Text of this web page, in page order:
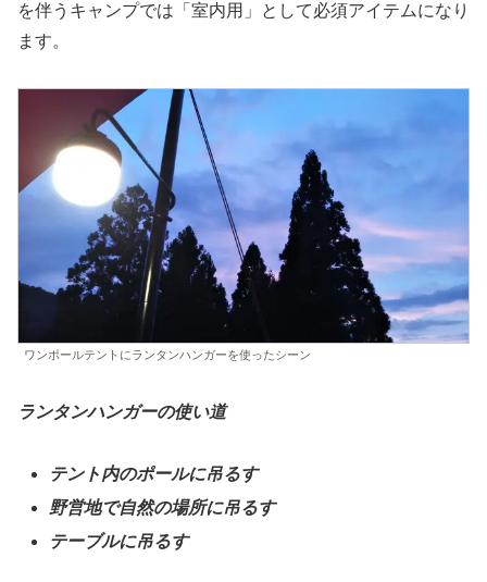
を伴うキャンプでは「室内用」として必須アイテムになり
ます。
ワンポールテントにランタンハンガーを使ったシーン
ランタンハンガーの使い道
テント内のポールに吊るす
野営地で自然の場所に吊るす
テーブルに吊るす